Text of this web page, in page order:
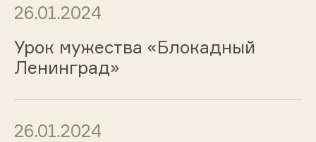
26.01.2024
Урок мужества «Блокадный
Ленинград»
26.01.2024